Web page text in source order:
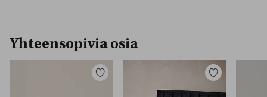
Yhteensopivia osia
Lisää
Lisää